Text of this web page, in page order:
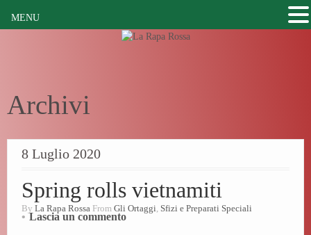
Archivi
8 Luglio 2020
Spring rolls vietnamiti
By La Rapa Rossa From Gli Ortaggi, Sfizi e Preparati Speciali
Lascia un commento
MENU